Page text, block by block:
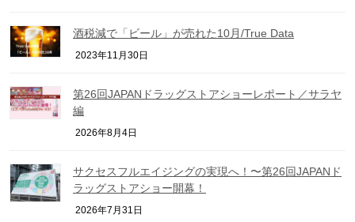
酒税減で「ビール」が売れた10月/True Data
2023年11月30日
第26回JAPANドラッグストアショーレポート／サラヤ
編
2026年8月4日
サクセスフルエイジングの実現へ！〜第26回JAPANド
ラッグストアショー開幕！
2026年7月31日